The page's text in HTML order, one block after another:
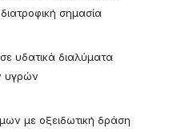
σημασία
υδατικά διαλύματα
υγρών
με οξειδωτική δράση